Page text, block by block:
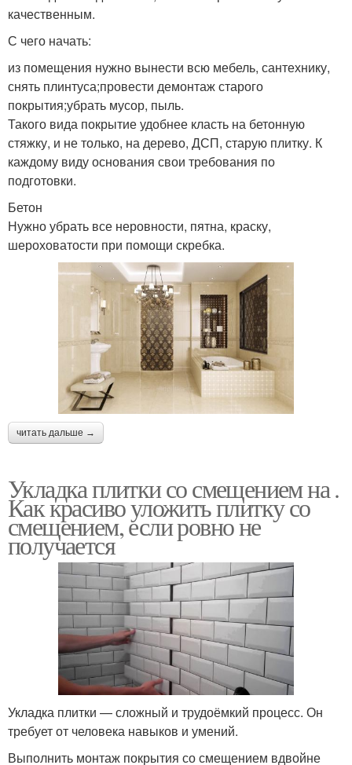
качественным.
С чего начать:
из помещения нужно вынести всю мебель, сантехнику,
снять плинтуса;провести демонтаж старого
покрытия;убрать мусор, пыль.
Такого вида покрытие удобнее класть на бетонную
стяжку, и не только, на дерево, ДСП, старую плитку. К
каждому виду основания свои требования по
подготовки.
Бетон
Нужно убрать все неровности, пятна, краску,
шероховатости при помощи скребка.
читать дальше →
Укладка плитки со смещением на .
Как красиво уложить плитку со
смещением, если ровно не
получается
Укладка плитки — сложный и трудоёмкий процесс. Он
требует от человека навыков и умений.
Выполнить монтаж покрытия со смещением вдвойне